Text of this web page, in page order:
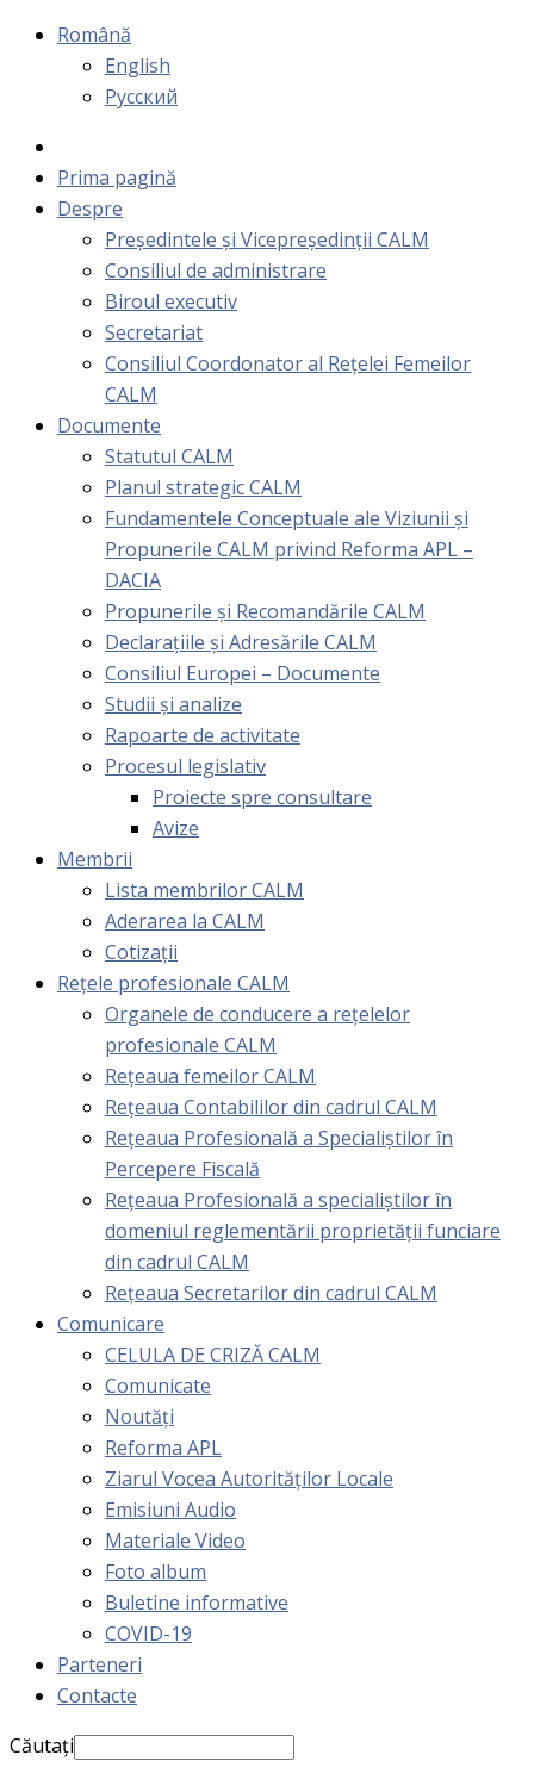
Română
English
Русский
Prima pagină
Despre
Președintele și Vicepreședinții CALM
Consiliul de administrare
Biroul executiv
Secretariat
Consiliul Coordonator al Rețelei Femeilor
CALM
Documente
Statutul CALM
Planul strategic CALM
Fundamentele Conceptuale ale Viziunii și
Propunerile CALM privind Reforma APL –
DACIA
Propunerile și Recomandările CALM
Declarațiile și Adresările CALM
Consiliul Europei – Documente
Studii și analize
Rapoarte de activitate
Procesul legislativ
Proiecte spre consultare
Avize
Membrii
Lista membrilor CALM
Aderarea la CALM
Cotizaţii
Rețele profesionale CALM
Organele de conducere a rețelelor
profesionale CALM
Rețeaua femeilor CALM
Rețeaua Contabililor din cadrul CALM
Rețeaua Profesională a Specialiștilor în
Percepere Fiscală
Reţeaua Profesională a specialiştilor în
domeniul reglementării proprietăţii funciare
din cadrul CALM
Rețeaua Secretarilor din cadrul CALM
Comunicare
CELULA DE CRIZĂ CALM
Comunicate
Noutăți
Reforma APL
Ziarul Vocea Autorităților Locale
Emisiuni Audio
Materiale Video
Foto album
Buletine informative
COVID-19
Parteneri
Contacte
Căutați